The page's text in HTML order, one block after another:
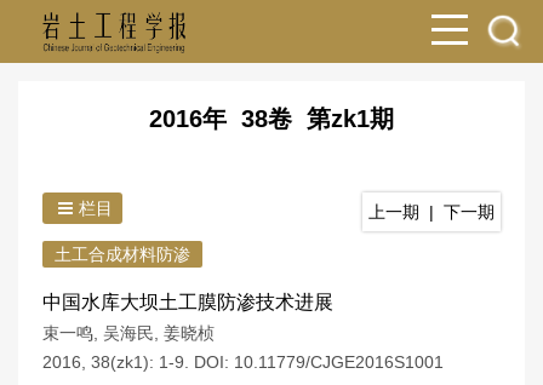
2016年 38卷 第zk1期
栏目 上一期 | 下一期
土工合成材料防渗
中国水库大坝土工膜防渗技术进展
束一鸣 吴海民 姜晓桢
2016, 38(zk1): 1-9.
DOI: 10.11779/CJGE2016S1001